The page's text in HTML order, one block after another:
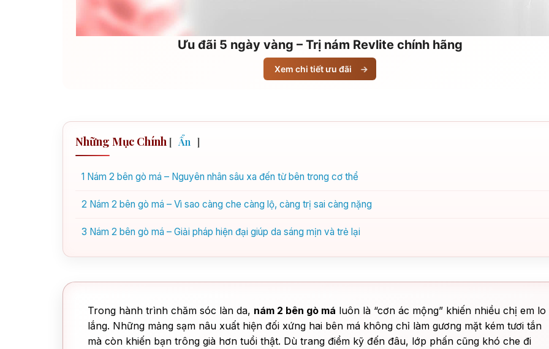
Ưu đãi 5 ngày vàng – Trị nám Revlite chính hãng
Xem chi tiết ưu đãi →
Những Mục Chính [ Ẩn ]
1 Nám 2 bên gò má – Nguyên nhân sâu xa đến từ bên trong cơ thể
2 Nám 2 bên gò má – Vì sao càng che càng lộ, càng trị sai càng nặng
3 Nám 2 bên gò má – Giải pháp hiện đại giúp da sáng mịn và trẻ lại
Trong hành trình chăm sóc làn da, nám 2 bên gò má luôn là “cơn ác mộng” khiến nhiều chị em lo
lắng. Những mảng sạm nâu xuất hiện đối xứng hai bên má không chỉ làm gương mặt kém tươi tắn
mà còn khiến bạn trông già hơn tuổi thật. Dù trang điểm kỹ đến đâu, lớp phấn cũng khó che đi